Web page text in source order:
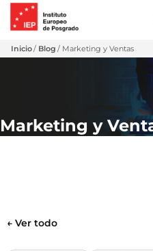
Inicio Blog Marketing y Ventas
Marketing y
← Ver todo